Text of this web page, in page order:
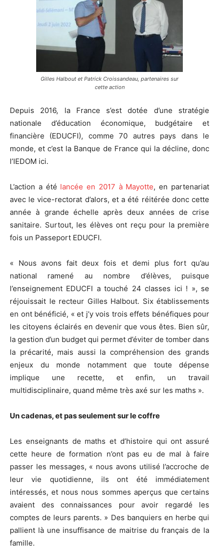
Gilles Halbout et Patrick Croissandeau, partenaires sur
cette action
Depuis 2016, la France s’est dotée d’une stratégie
nationale d’éducation économique, budgétaire et
financière (EDUCFI), comme 70 autres pays dans le
monde, et c’est la Banque de France qui la décline, donc
l’IEDOM ici.
L’action a été lancée en 2017 à Mayotte, en partenariat
avec le vice-rectorat d’alors, et a été réitérée donc cette
année à grande échelle après deux années de crise
sanitaire. Surtout, les élèves ont reçu pour la première
fois un Passeport EDUCFI.
« Nous avons fait deux fois et demi plus fort qu’au
national ramené au nombre d’élèves, puisque
l’enseignement EDUCFI a touché 24 classes ici ! », se
réjouissait le recteur Gilles Halbout. Six établissements
en ont bénéficié, « et j’y vois trois effets bénéfiques pour
les citoyens éclairés en devenir que vous êtes. Bien sûr,
la gestion d’un budget qui permet d’éviter de tomber dans
la précarité, mais aussi la compréhension des grands
enjeux du monde notamment que toute dépense
implique une recette, et enfin, un travail
multidisciplinaire, quand même très axé sur les maths ».
Un cadenas, et pas seulement sur le coffre
Les enseignants de maths et d’histoire qui ont assuré
cette heure de formation n’ont pas eu de mal à faire
passer les messages, « nous avons utilisé l’accroche de
leur vie quotidienne, ils ont été immédiatement
intéressés, et nous nous sommes aperçus que certains
avaient des connaissances pour avoir regardé les
comptes de leurs parents. » Des banquiers en herbe qui
pallient là une insuffisance de maitrise du français de la
famille.